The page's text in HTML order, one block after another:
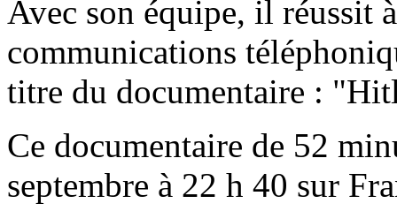
Avec son équipe, il réussit
communications
titre du documentaire :
Ce documentaire de 52
septembre à 22 h 40 sur